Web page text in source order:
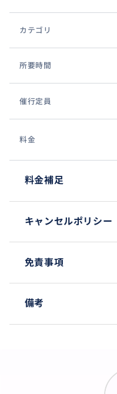
カテゴリ
所要時間
催行定員
料金
料金補足
キャンセルポリシー
免責事項
備考